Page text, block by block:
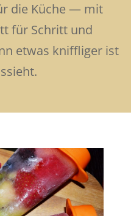
die Küche — mit
für Schritt und
etwas kniffliger ist